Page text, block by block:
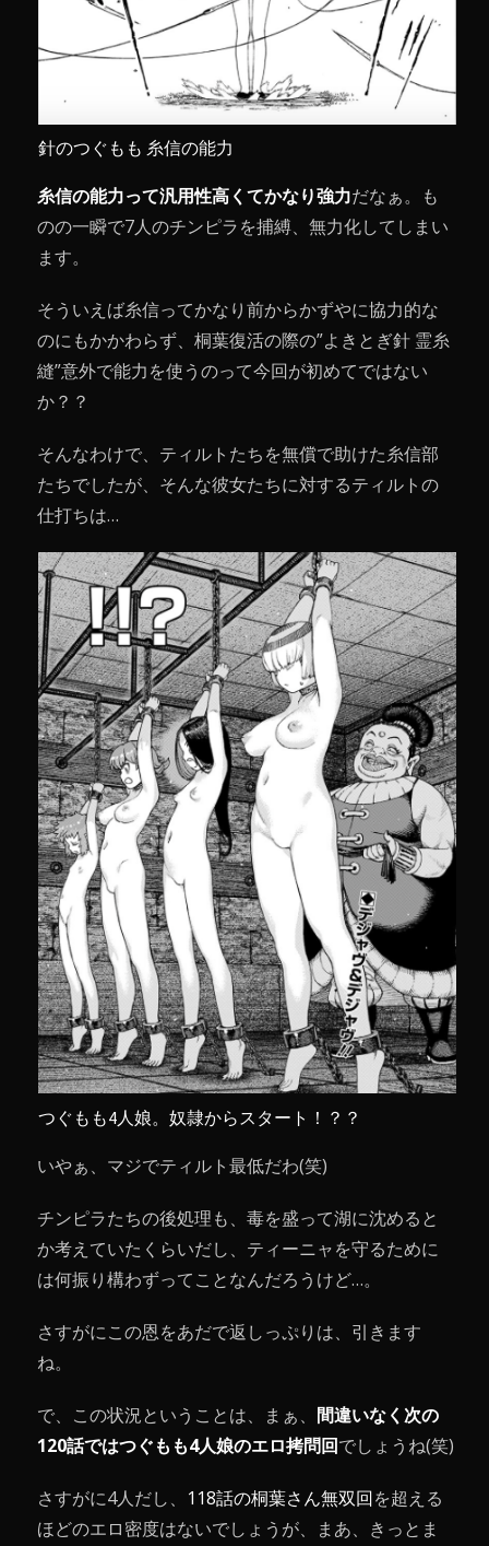
針のつぐもも 糸信の能力
糸信の能力って汎用性高くてかなり強力だなぁ。も
のの一瞬で7人のチンピラを捕縛、無力化してしまい
ます。
そういえば糸信ってかなり前からかずやに協力的な
のにもかかわらず、桐葉復活の際の”よきとぎ針 霊糸
縫”意外で能力を使うのって今回が初めてではない
か？？
そんなわけで、ティルトたちを無償で助けた糸信部
たちでしたが、そんな彼女たちに対するティルトの
仕打ちは…
つぐもも4人娘。奴隷からスタート！？？
いやぁ、マジでティルト最低だわ(笑)
チンピラたちの後処理も、毒を盛って湖に沈めると
か考えていたくらいだし、ティーニャを守るために
は何振り構わずってことなんだろうけど…。
さすがにこの恩をあだで返しっぷりは、引きます
ね。
で、この状況ということは、まぁ、 間違いなく次の
120話ではつぐもも4人娘のエロ拷問回でしょうね(笑)
さすがに4人だし、 118話の桐葉さん無双回を超える
ほどのエロ密度はないでしょうが、まあ、きっとま